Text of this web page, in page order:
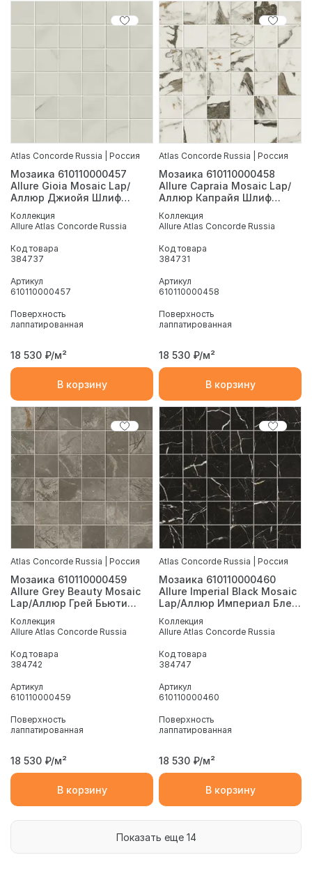
Atlas Concorde Russia | Россия
Мозаика 610110000457
Allure Gioia Mosaic Lap/
Аллюр Джиойя Шлиф
Коллекция
Allure Atlas Concorde Russia
Код товара
384737
Артикул
610110000457
Поверхность
лаппатированная
18 530 ₽/м²
В корзину
Atlas Concorde Russia | Россия
Мозаика 610110000458
Allure Capraia Mosaic Lap/
Аллюр Капрайя Шлиф
Коллекция
Allure Atlas Concorde Russia
Код товара
384731
Артикул
610110000458
Поверхность
лаппатированная
18 530 ₽/м²
В корзину
Atlas Concorde Russia | Россия
Мозаика 610110000459
Allure Grey Beauty Mosaic
Lap/Аллюр Грей Бьюти
Коллекция
Allure Atlas Concorde Russia
Код товара
384742
Артикул
610110000459
Поверхность
лаппатированная
18 530 ₽/м²
В корзину
Atlas Concorde Russia | Россия
Мозаика 610110000460
Allure Imperial Black Mosaic
Lap/Аллюр Империал Блек
Коллекция
Allure Atlas Concorde Russia
Код товара
384747
Артикул
610110000460
Поверхность
лаппатированная
18 530 ₽/м²
В корзину
Показать еще 14